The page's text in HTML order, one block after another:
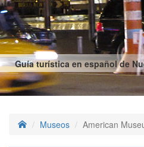
Guía turística en español de
Museos American